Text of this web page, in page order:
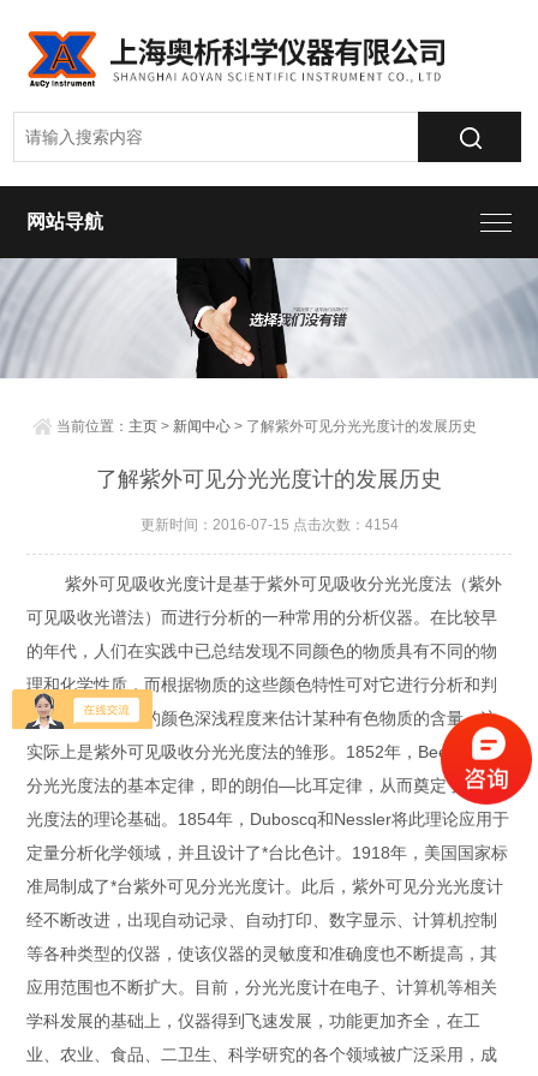
网站导航
当前位置： 主页 > 新闻中心 > 了解紫外可见分光光度计的发展历史
了解紫外可见分光光度计的发展历史
更新时间：2016-07-15 点击次数：4154
紫外可见吸收光度计是基于紫外可见吸收分光光度法（紫外
可见吸收光谱法）而进行分析的一种常用的分析仪器。在比较早
的年代，人们在实践中已总结发现不同颜色的物质具有不同的物
理和化学性质，而根据物质的这些颜色特性可对它进行分析和判
别，如根据物质的颜色深浅程度来估计某种有色物质的含量，这
实际上是紫外可见吸收分光光度法的雏形。1852年，Beer提出了
分光光度法的基本定律，即的朗伯—比耳定律，从而奠定了分光
光度法的理论基础。1854年，Duboscq和Nessler将此理论应用于
定量分析化学领域，并且设计了*台比色计。1918年，美国国家标
准局制成了*台紫外可见分光光度计。此后，紫外可见分光光度计
经不断改进，出现自动记录、自动打印、数字显示、计算机控制
等各种类型的仪器，使该仪器的灵敏度和准确度也不断提高，其
应用范围也不断扩大。目前，分光光度计在电子、计算机等相关
学科发展的基础上，仪器得到飞速发展，功能更加齐全，在工
业、农业、食品、二卫生、科学研究的各个领域被广泛采用，成